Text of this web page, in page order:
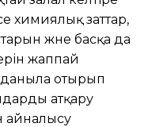
химиялық заттар,
және басқа да
жаппай
отырып
атқару
айналысу